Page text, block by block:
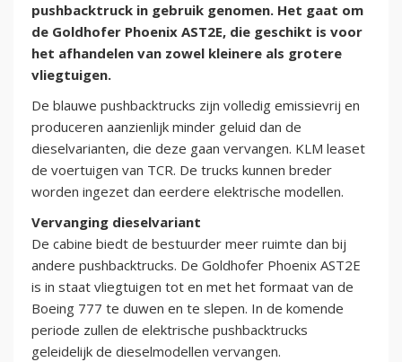
pushbacktruck in gebruik genomen. Het gaat om
de Goldhofer Phoenix AST2E, die geschikt is voor
het afhandelen van zowel kleinere als grotere
vliegtuigen.
De blauwe pushbacktrucks zijn volledig emissievrij en
produceren aanzienlijk minder geluid dan de
dieselvarianten, die deze gaan vervangen. KLM leaset
de voertuigen van TCR. De trucks kunnen breder
worden ingezet dan eerdere elektrische modellen.
Vervanging dieselvariant
De cabine biedt de bestuurder meer ruimte dan bij
andere pushbacktrucks. De Goldhofer Phoenix AST2E
is in staat vliegtuigen tot en met het formaat van de
Boeing 777 te duwen en te slepen. In de komende
periode zullen de elektrische pushbacktrucks
geleidelijk de dieselmodellen vervangen.